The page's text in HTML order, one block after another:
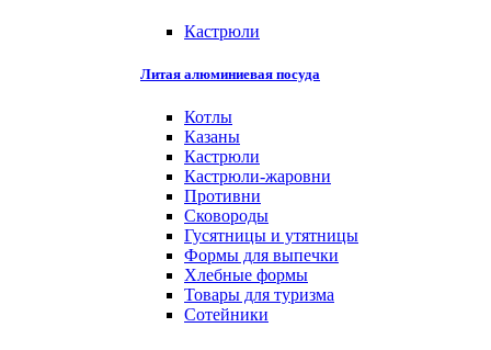
Кастрюли
Литая алюминиевая посуда
Котлы
Казаны
Кастрюли
Кастрюли-жаровни
Противни
Сковороды
Гусятницы и утятницы
Формы для выпечки
Хлебные формы
Товары для туризма
Сотейники